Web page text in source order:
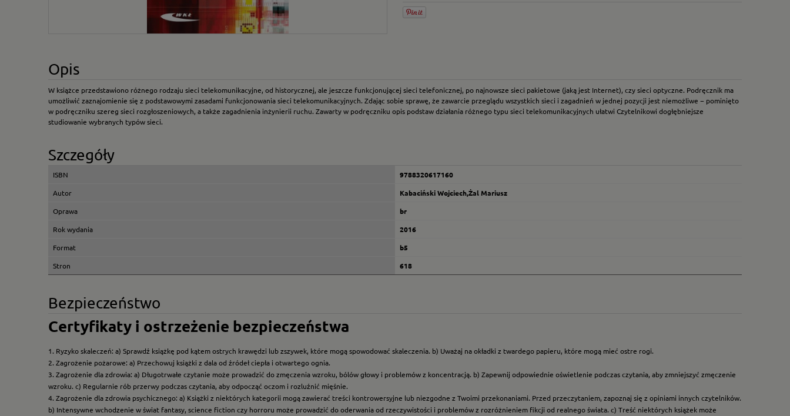
Opis
W książce przedstawiono różnego rodzaju sieci telekomunikacyjne, od historycznej, ale jeszcze funkcjonującej sieci telefonicznej, po najnowsze sieci pakietowe (jaką jest Internet), czy sieci optyczne. Podręcznik ma
umożliwić zaznajomienie się z podstawowymi zasadami funkcjonowania sieci telekomunikacyjnych. Zdając sobie sprawę, że zawarcie przeglądu wszystkich sieci i zagadnień w jednej pozycji jest niemożliwe − pominięto
w podręczniku szereg sieci rozgłoszeniowych, a także zagadnienia inżynierii ruchu. Zawarty w podręczniku opis podstaw działania różnego typu sieci telekomunikacyjnych ułatwi Czytelnikowi dogłębniejsze
studiowanie wybranych typów sieci.
Szczegóły
ISBN
9788320617160
Autor
Kabaciński Wojciech,Żal Mariusz
Oprawa
br
Rok wydania
2016
Format
b5
Stron
618
Bezpieczeństwo
Certyfikaty i ostrzeżenie bezpieczeństwa
1. Ryzyko skaleczeń: a) Sprawdź książkę pod kątem ostrych krawędzi lub zszywek, które mogą spowodować skaleczenia. b) Uważaj na okładki z twardego papieru, które mogą mieć ostre rogi.
2. Zagrożenie pożarowe: a) Przechowuj książki z dala od źródeł ciepła i otwartego ognia.
3. Zagrożenie dla zdrowia: a) Długotrwałe czytanie może prowadzić do zmęczenia wzroku, bólów głowy i problemów z koncentracją. b) Zapewnij odpowiednie oświetlenie podczas czytania, aby zmniejszyć zmęczenie
wzroku. c) Regularnie rób przerwy podczas czytania, aby odpocząć oczom i rozluźnić mięśnie.
4. Zagrożenie dla zdrowia psychicznego: a) Książki z niektórych kategorii mogą zawierać treści kontrowersyjne lub niezgodne z Twoimi przekonaniami. Przed przeczytaniem, zapoznaj się z opiniami innych czytelników.
b) Intensywne wchodzenie w świat fantasy, science fiction czy horroru może prowadzić do oderwania od rzeczywistości i problemów z rozróżnieniem fikcji od realnego świata. c) Treść niektórych książek może